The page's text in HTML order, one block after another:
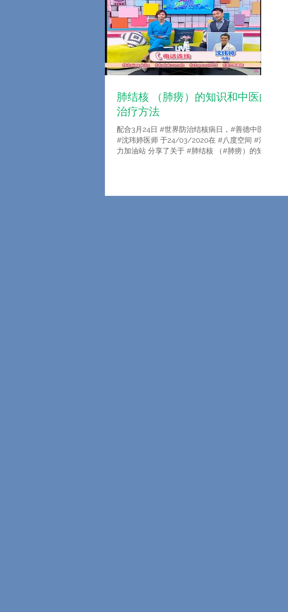
肺结核 （肺痨）的知识和中医的
治疗方法
配合3月24日 #世界防治结核病日，#善德中医坊
#沈玮婷医师 于24/03/2020在 #八度空间 #活
力加油站 分享了关于 #肺结核 （#肺痨）的知识